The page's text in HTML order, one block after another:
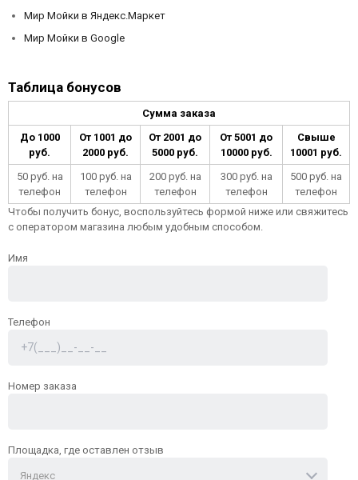
Мир Мойки в Яндекс.Маркет
Мир Мойки в Google
Таблица бонусов
Сумма заказа
До 1000
руб.
От 1001 до
2000 руб.
От 2001 до
5000 руб.
От 5001 до
10000 руб.
Свыше
10001 руб.
50 руб. на
телефон
100 руб. на
телефон
200 руб. на
телефон
300 руб. на
телефон
500 руб. на
телефон
Чтобы получить бонус, воспользуйтесь формой ниже или свяжитесь
с оператором магазина любым удобным способом.
Имя
Телефон
Номер заказа
Площадка, где оставлен отзыв
Яндекс